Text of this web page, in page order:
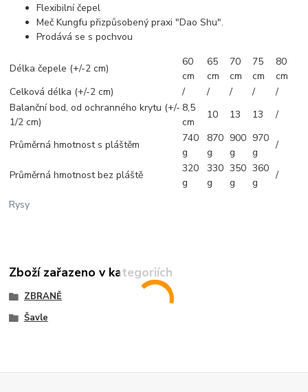
Flexibilní čepel
Meč Kungfu přizpůsobený praxi "Dao Shu".
Prodává se s pochvou
Rysy
Délka čepele (+/-2 cm)
60
cm
65
cm
70
cm
75
cm
80
cm
Celková délka (+/-2 cm)
/ / / /
/
Balanční bod, od ochranného krytu (+/-
1/2 cm)
8,5
cm
10 13 13 /
Průměrná hmotnost s pláštěm
740
g
870
g
900
g
970
g
/
Průměrná hmotnost bez pláště
320
g
330
g
350
g
360
g
/
Zboží zařazeno v kategoriích
ZBRANĚ
Šavle